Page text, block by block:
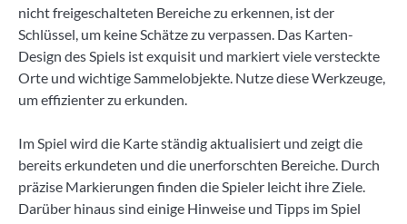
nicht freigeschalteten Bereiche zu erkennen, ist der
Schlüssel, um keine Schätze zu verpassen. Das Karten-
Design des Spiels ist exquisit und markiert viele versteckte
Orte und wichtige Sammelobjekte. Nutze diese Werkzeuge,
um effizienter zu erkunden.
Im Spiel wird die Karte ständig aktualisiert und zeigt die
bereits erkundeten und die unerforschten Bereiche. Durch
präzise Markierungen finden die Spieler leicht ihre Ziele.
Darüber hinaus sind einige Hinweise und Tipps im Spiel